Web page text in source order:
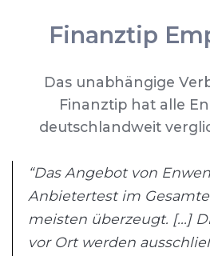
Finanztip
Das unabhängige
Finanztip hat alle
deutschlandweit
“Das Angebot von
Anbietertest im
meisten überzeugt. [...]
vor Ort werden